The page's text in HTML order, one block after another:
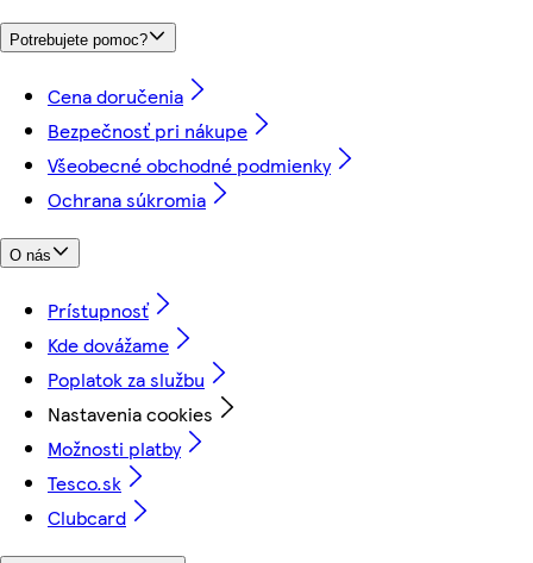
Potrebujete pomoc?
Cena doručenia
Bezpečnosť pri nákupe
Všeobecné obchodné podmienky
Ochrana súkromia
O nás
Prístupnosť
Kde dovážame
Poplatok za službu
Nastavenia cookies
Možnosti platby
Tesco.sk
Clubcard